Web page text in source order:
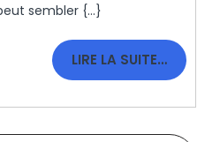
sembler {...}
LIRE LA SUITE…LIRE
LA